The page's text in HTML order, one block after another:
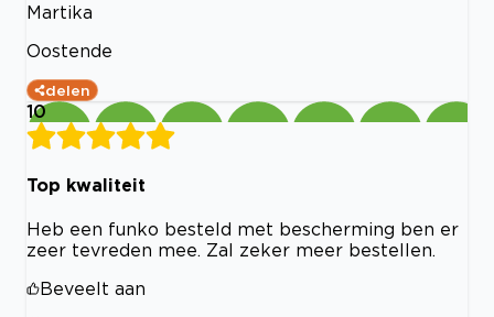
Martika
Oostende
delen
10
Top kwaliteit
Heb een funko besteld met bescherming ben er
zeer tevreden mee. Zal zeker meer bestellen.
Beveelt aan